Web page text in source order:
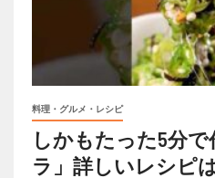
料理・グルメ・レシピ
しかもたった5分
ラ」詳しいレシピ